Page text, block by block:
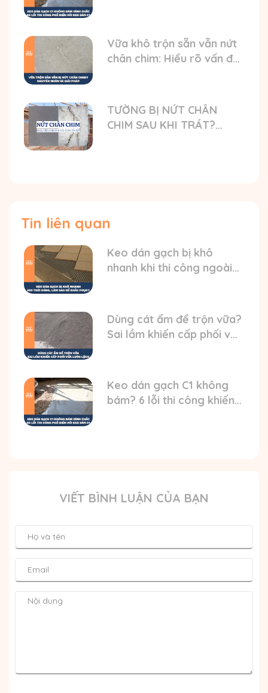
Vữa khô trộn sẵn vẫn nứt
chân chim: Hiểu rõ vấn đề
TƯỜNG BỊ NỨT CHÂN
CHIM SAU KHI TRÁT?
Tin liên quan
Keo dán gạch bị khô
nhanh khi thi công ngoài
Dùng cát ẩm để trộn vữa?
Sai lầm khiến cấp phối vữa
Keo dán gạch C1 không
bám? 6 lỗi thi công khiến
VIẾT BÌNH LUẬN CỦA BẠN